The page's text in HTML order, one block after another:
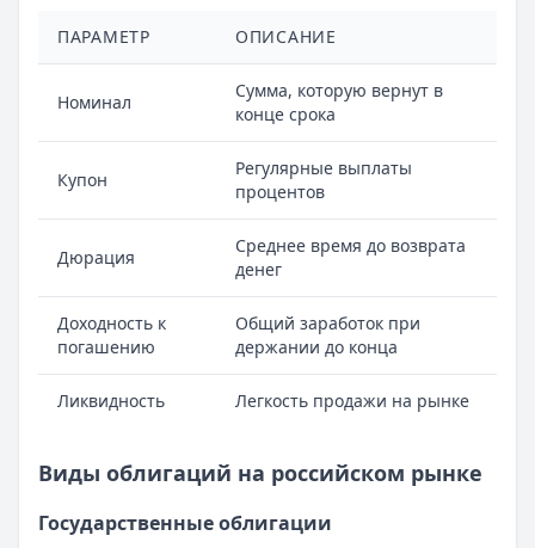
ПАРАМЕТР ОПИСАНИЕ
Номинал
Сумма, которую вернут в
конце срока
Купон
Регулярные выплаты
процентов
Дюрация
Среднее время до возврата
денег
Доходность к
погашению
Общий заработок при
держании до конца
Ликвидность Легкость продажи на рынке
Виды облигаций на российском рынке
Государственные облигации